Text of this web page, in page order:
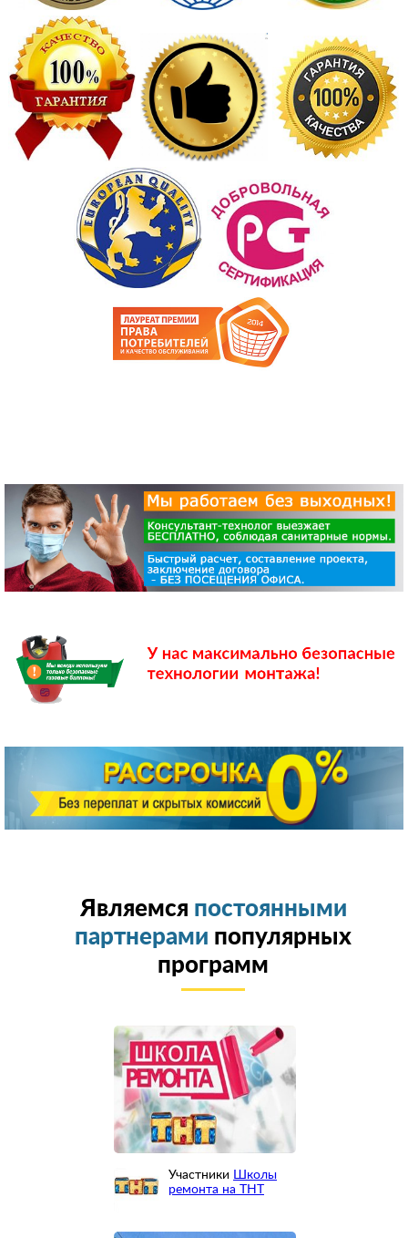
Являемся постоянными
партнерами популярных
программ
Участники Школы
ремонта на ТНТ